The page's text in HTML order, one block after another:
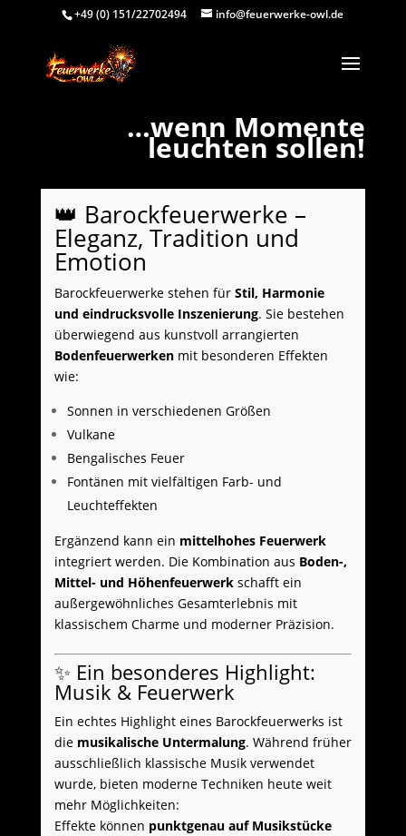
+49 (0) 151/22702494 info@feuerwerke-owl.de
…wenn Momente
leuchten sollen!
👑 Barockfeuerwerke –
Eleganz, Tradition und
Emotion
Barockfeuerwerke stehen für Stil, Harmonie
und eindrucksvolle Inszenierung. Sie bestehen
überwiegend aus kunstvoll arrangierten
Bodenfeuerwerkenmit besonderen Effekten
wie:
Sonnen in verschiedenen Größen
Vulkane
Bengalisches Feuer
Fontänen mit vielfältigen Farb- und
Leuchteffekten
Ergänzend kann ein mittelhohes Feuerwerk
integriert werden. Die Kombination aus Boden-,
Mittel- und Höhenfeuerwerkschafft ein
außergewöhnliches Gesamterlebnis mit
klassischem Charme und moderner Präzision.
✨ Ein besonderes Highlight:
Musik & Feuerwerk
Ein echtes Highlight eines Barockfeuerwerks ist
die musikalische Untermalung. Während früher
ausschließlich klassische Musik verwendet
wurde, bieten moderne Techniken heute weit
mehr Möglichkeiten:
Effekte können punktgenau auf Musikstücke